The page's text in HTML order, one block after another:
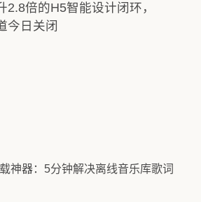
2.8倍的H5智能设计闭环，
今日关闭